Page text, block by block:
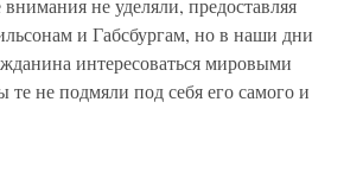
не уделяли, предоставляя
и Габсбургам, но в наши дни
интересоваться мировыми
те не подмяли под себя его самого и